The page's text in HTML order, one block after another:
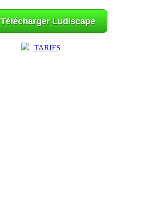
Télécharger Ludiscape
TARIFS